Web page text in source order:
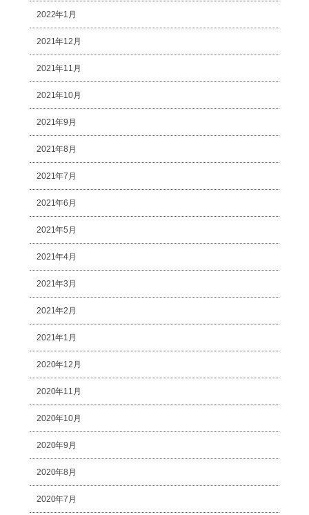
2022年1月
2021年12月
2021年11月
2021年10月
2021年9月
2021年8月
2021年7月
2021年6月
2021年5月
2021年4月
2021年3月
2021年2月
2021年1月
2020年12月
2020年11月
2020年10月
2020年9月
2020年8月
2020年7月